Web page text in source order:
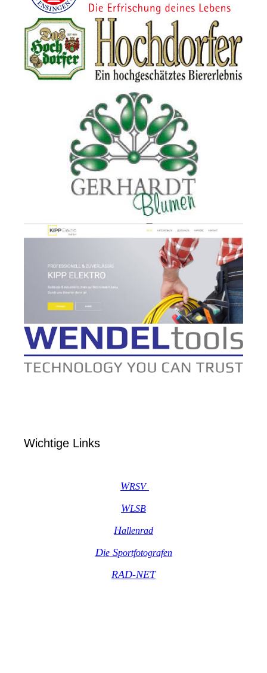
Wichtige Links
WRSV
WLSB
Hallenrad
DieSportfotografen
RAD-NET